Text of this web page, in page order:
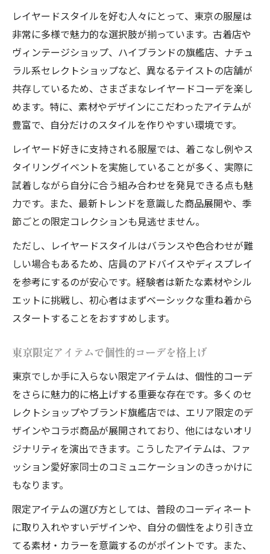
レイヤードスタイルを好む人々にとって、東京の服屋は
非常に多様で魅力的な選択肢が揃っています。古着店や
ヴィンテージショップ、ハイブランドの旗艦店、ナチュ
ラル系セレクトショップなど、異なるテイストの店舗が
共存しているため、さまざまなレイヤードコーデを楽し
めます。特に、素材やデザインにこだわったアイテムが
豊富で、自分だけのスタイルを作りやすい環境です。
レイヤード好きに支持される服屋では、着こなし例やス
タイリングイベントを実施していることが多く、実際に
試着しながら自分に合う組み合わせを発見できる点も魅
力です。また、最新トレンドを意識した商品展開や、季
節ごとの限定コレクションも見逃せません。
ただし、レイヤードスタイルはバランスや色合わせが難
しい場合もあるため、店員のアドバイスやディスプレイ
を参考にするのが安心です。経験者は新たな素材やシル
エットに挑戦し、初心者はまずベーシックな重ね着から
スタートすることをおすすめします。
東京限定アイテムで個性的コーデを格上げ
東京でしか手に入らない限定アイテムは、個性的コーデ
をさらに魅力的に格上げする重要な存在です。多くのセ
レクトショップやブランド旗艦店では、エリア限定のデ
ザインやコラボ商品が展開されており、他にはないオリ
ジナリティを演出できます。こうしたアイテムは、ファ
ッション愛好家同士のコミュニケーションのきっかけに
もなります。
限定アイテムの選び方としては、普段のコーディネート
に取り入れやすいデザインや、自分の個性をより引き立
てる素材・カラーを意識するのがポイントです。また、